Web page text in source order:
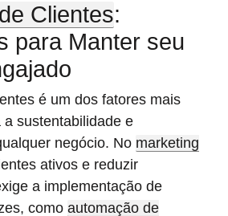
Clientes:
para Manter seu
é um dos fatores mais
a sustentabilidade e
negócio. No marketing
ativos e reduzir
a implementação de
como automação de